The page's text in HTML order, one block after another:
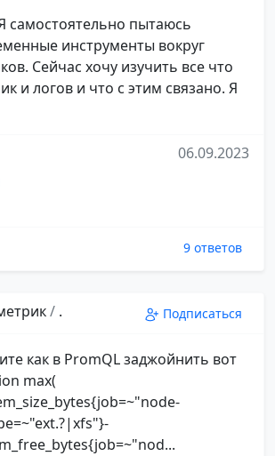
самостоятельно пытаюсь
инструменты вокруг
Сейчас хочу изучить все что
и логов и что с этим связано. Я
06.09.2023
9 ответов
/ . Подписаться
как в PromQL заджойнить вот
max(